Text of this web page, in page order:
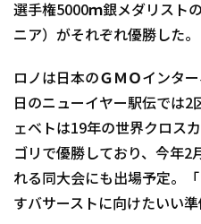
選手権5000ｍ銀メダリスト
ニア）がそれぞれ優勝した。
ロノは日本のＧＭＯインタ
日のニューイヤー駅伝では2
ェベトは19年の世界クロス
ゴリで優勝しており、今年2
れる同大会にも出場予定。
すバサーストに向けたいい準